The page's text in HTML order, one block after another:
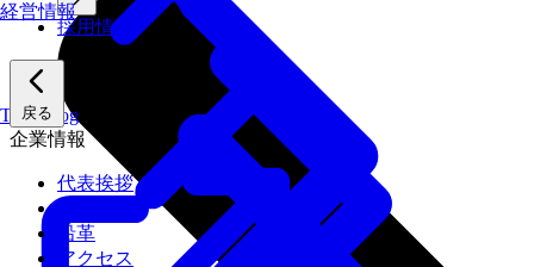
Tech Blog
採用情報
戻る
企業情報
代表挨拶
沿革
アクセス
経営情報